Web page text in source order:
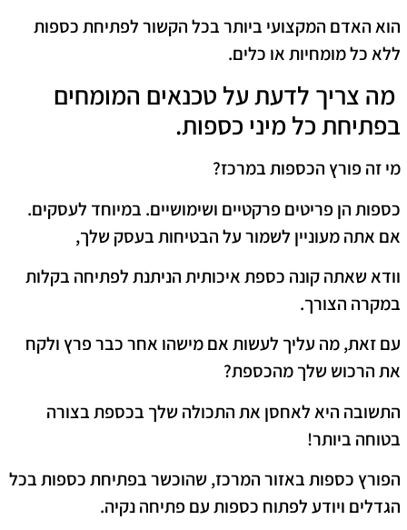
הוא האדם המקצועי ביותר בכל הקשור לפתיחת כספות
ללא כל מומחיות או כלים.
מה צריך לדעת על טכנאים המומחים
בפתיחת כל מיני כספות.
מי זה פורץ הכספות במרכז?
כספות הן פריטים פרקטיים ושימושיים. במיוחד לעסקים.
אם אתה מעוניין לשמור על הבטיחות בעסק שלך,
וודא שאתה קונה כספת איכותית הניתנת לפתיחה בקלות
במקרה הצורך.
עם זאת, מה עליך לעשות אם מישהו אחר כבר פרץ ולקח
את הרכוש שלך מהכספת?
התשובה היא לאחסן את התכולה שלך בכספת בצורה
בטוחה ביותר!
הפורץ כספות באזור המרכז, שהוכשר בפתיחת כספות בכל
הגדלים ויודע לפתוח כספות עם פתיחה נקיה.